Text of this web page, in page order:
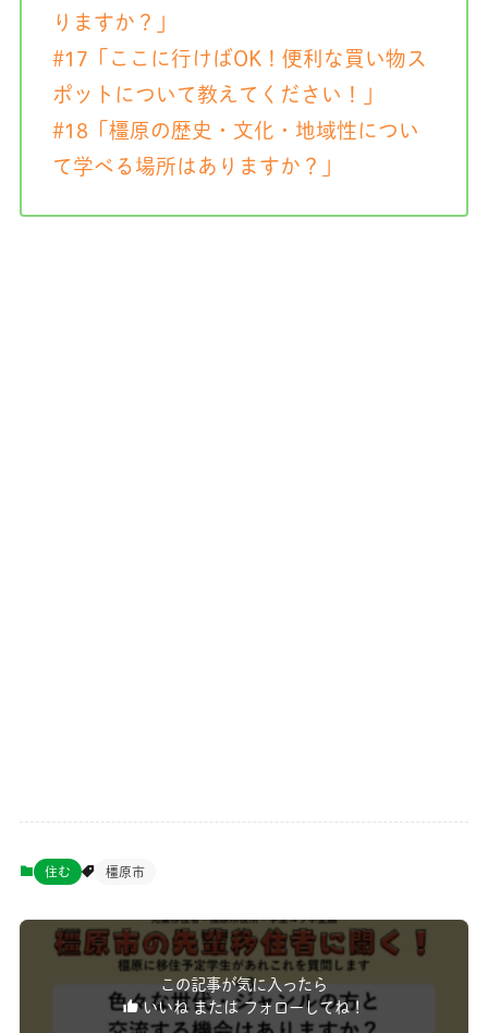
りますか？」
#17「ここに行けばOK！便利な買い物ス
ポットについて教えてください！」
#18「橿原の歴史・文化・地域性につい
て学べる場所はありますか？」
住む 橿原市
この記事が気に入ったら
いいね または フォローしてね！